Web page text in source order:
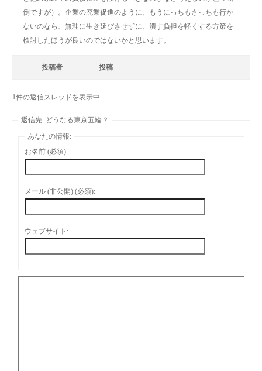
倒ですが）。企業の廃業促進のように、もうにっちもさっちも行か
ないのなら、無理に生き延びさせずに、潰す負担を軽くする方策を
検討したほうが良いのではないかと思います。
投稿者 投稿
1件の返信スレッドを表示中
返信先: どうなる東京五輪？
あなたの情報:
お名前 (必須)
メール (非公開) (必須):
ウェブサイト: